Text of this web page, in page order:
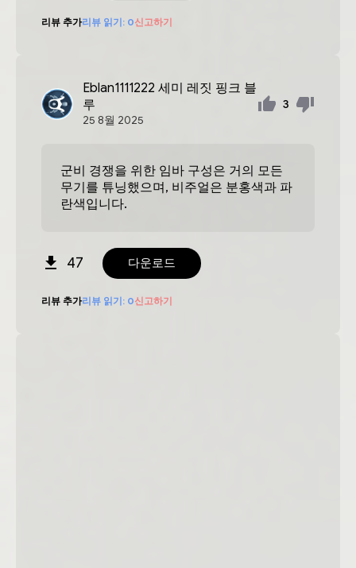
리뷰 추가리뷰 읽기: 0신고하기
Eblan1111222 세미 레짓 핑크 블
루
25 8월 2025
3
군비 경쟁을 위한 임바 구성은 거의 모든
무기를 튜닝했으며, 비주얼은 분홍색과 파
란색입니다.
47 다운로드
리뷰 추가리뷰 읽기: 0신고하기